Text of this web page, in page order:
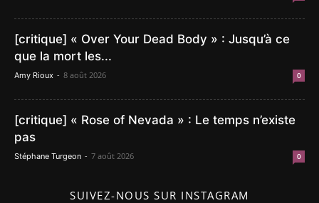
[critique] « Over Your Dead Body » : Jusqu’à ce
que la mort les...
Amy Rioux - 8 août 2026 0
[critique] « Rose of Nevada » : Le temps n’existe
pas
Stéphane Turgeon - 7 août 2026 0
SUIVEZ-NOUS SUR INSTAGRAM